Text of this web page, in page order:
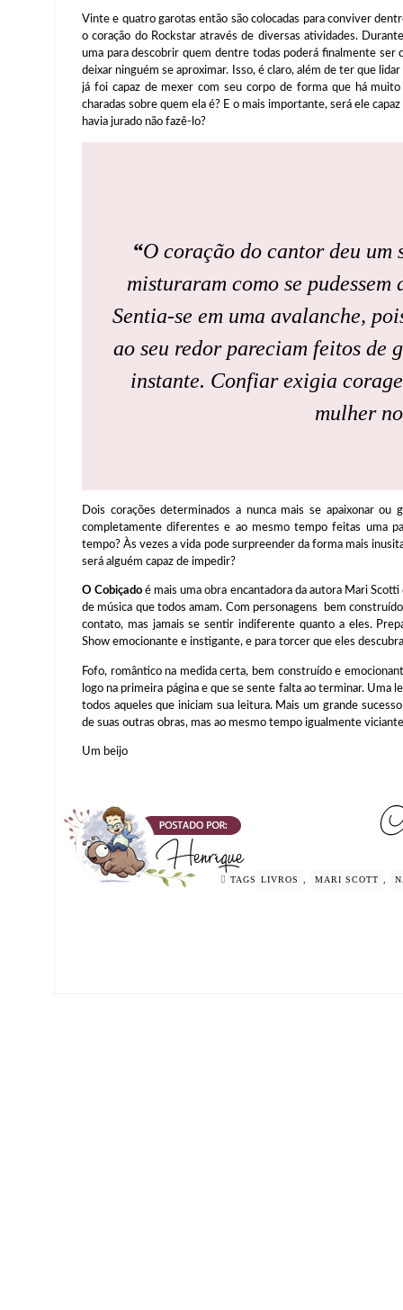
Vinte e quatro garotas então são colocadas para conviver
o coração do Rockstar através de diversas atividades.
uma para descobrir quem dentre todas poderá finalmente ser
deixar ninguém se aproximar. Isso, é claro, além de ter que
já foi capaz de mexer com seu corpo de forma que há
charadas sobre quem ela é? E o mais importante, será ele
havia jurado não fazê-lo?
“O coração do cantor deu um
misturaram como se pudessem
Sentia-se em uma avalanche,
ao seu redor pareciam feitos de
instante. Confiar exigia
mulher
Dois corações determinados a nunca mais se apaixonar
completamente diferentes e ao mesmo tempo feitas uma
tempo? Às vezes a vida pode surpreender da forma mais
será alguém capaz de impedir?
O Cobiçado é mais uma obra encantadora da autora Mari
de música que todos amam. Com personagens bem
contato, mas jamais se sentir indiferente quanto a eles.
Show emocionante e instigante, e para torcer que eles
Fofo, romântico na medida certa, bem construído e
logo na primeira página e que se sente falta ao terminar. Uma
todos aqueles que iniciam sua leitura. Mais um grande
de suas outras obras, mas ao mesmo tempo igualmente
Um beijo
TAGS LIVROS MARI SCOTT